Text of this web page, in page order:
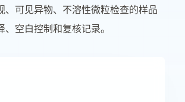
、可见异物、不溶性微粒检查的样品
空白控制和复核记录。